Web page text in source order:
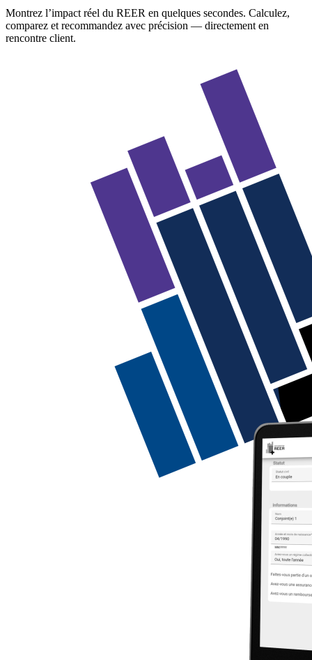
Montrez l’impact réel du REER en quelques secondes. Calculez,
comparez et recommandez avec précision — directement en
rencontre client.